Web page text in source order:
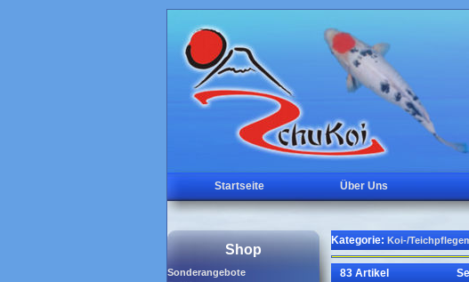
Startseite Über Uns
Shop
Sonderangebote
Kategorie: Koi-/
83 Artikel